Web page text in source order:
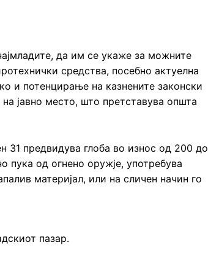
да им се укаже за можните
средства, посебно актуелна
и потенцирање на казнените законски
јавно место, што претставува општа
31 предвидува глоба во износ од 200 до
пука од огнено оружје, употребува
материјал, или на сличен начин го
пазар.